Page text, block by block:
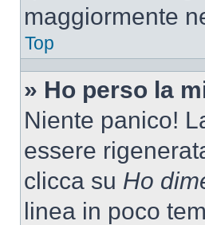
maggiormente
Top
» Ho perso la
Niente panico!
essere
clicca su Ho
linea in poco